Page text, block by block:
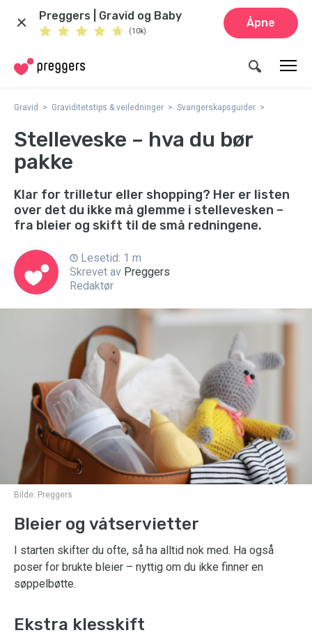
Preggers | Gravid og Baby
(10k)
Åpne
Gravid Graviditetstips & veiledninger Svangerskapsguider
Stelleveske – hva du bør
pakke
Klar for trilletur eller shopping? Her er listen
over det du ikke må glemme i stellevesken –
fra bleier og skift til de små redningene.
Lesetid: 1 m
Skrevet av Preggers
Redaktør
Bilde: Preggers
Bleier og våtservietter
I starten skifter du ofte, så ha alltid nok med. Ha også
poser for brukte bleier – nyttig om du ikke finner en
søppelbøtte.
Ekstra klesskift